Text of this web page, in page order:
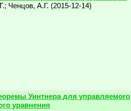
; Ченцов, А.Г. (2015-12-14)
Уинтнера для управляемого
уравнения